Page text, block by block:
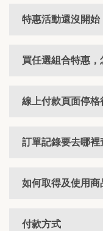
特惠活動還沒開始
買任選組合特惠，
線上付款頁面停格
訂單記錄要去哪裡
如何取得及使用商
付款方式